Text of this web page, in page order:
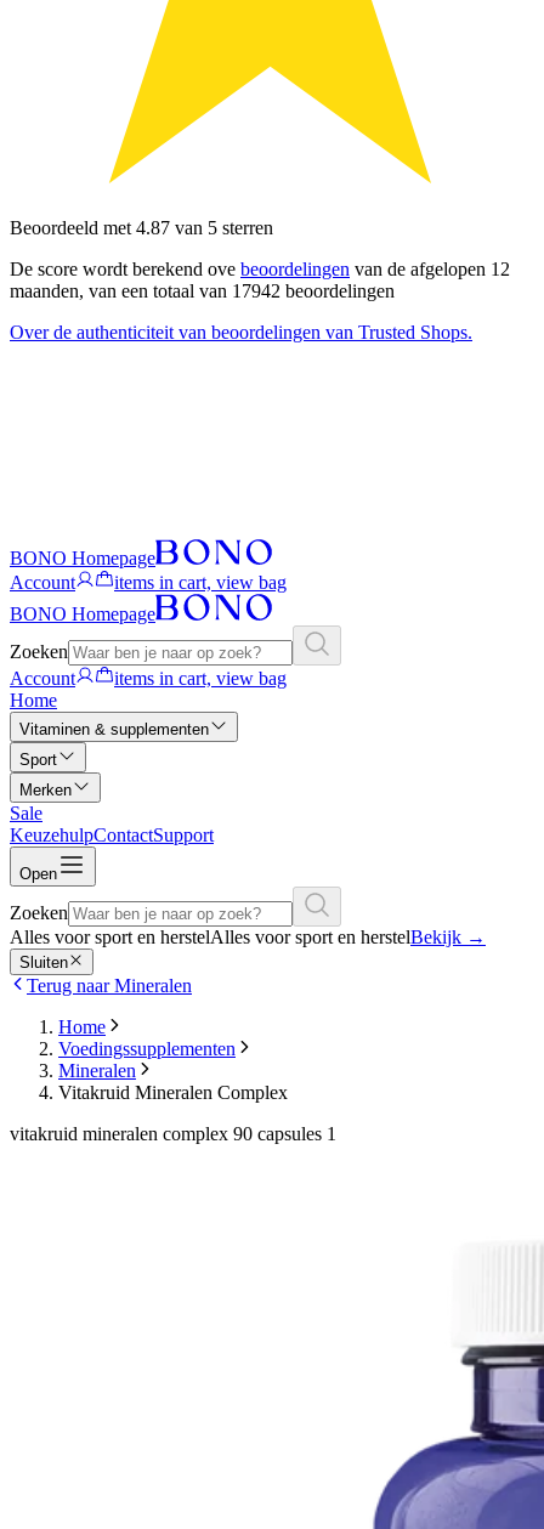
Beoordeeld met 4.87 van 5 sterren
De score wordt berekend ove beoordelingen van de afgelopen 12
maanden, van een totaal van 17942 beoordelingen
Over de authenticiteit van beoordelingen van Trusted Shops.
BONO Homepage
Account
items in cart, view bag
BONO Homepage
Zoeken
Account
items in cart, view bag
Home
Vitaminen & supplementen
Sport
Merken
Sale
KeuzehulpContactSupport
Open
Zoeken
Alles voor sport en herstelAlles voor sport en herstelBekijk →
Sluiten
Terug naar Mineralen
Home
Voedingssupplementen
Mineralen
Vitakruid Mineralen Complex
vitakruid mineralen complex 90 capsules 1